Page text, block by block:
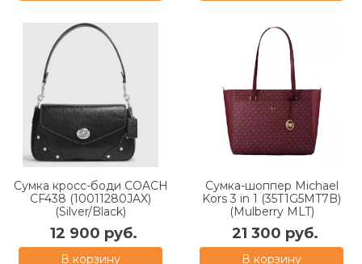
Сумка кросс-боди COACH
CF438 (10011280JAX)
(Silver/Black)
12 900 руб.
В корзину
Сумка-шоппер Michael
Kors 3 in 1 (35T1G5MT7B)
(Mulberry MLT)
21 300 руб.
В корзину